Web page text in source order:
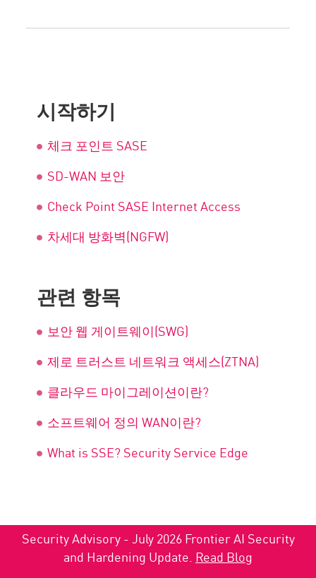
시작하기
체크 포인트 SASE
SD-WAN 보안
Check Point SASE Internet Access
차세대 방화벽(NGFW)
관련 항목
보안 웹 게이트웨이(SWG)
제로 트러스트 네트워크 액세스(ZTNA)
클라우드 마이그레이션이란?
소프트웨어 정의 WAN이란?
What is SSE? Security Service Edge
Security Advisory - July 2026 Frontier AI Security
and Hardening Update. Read Blog